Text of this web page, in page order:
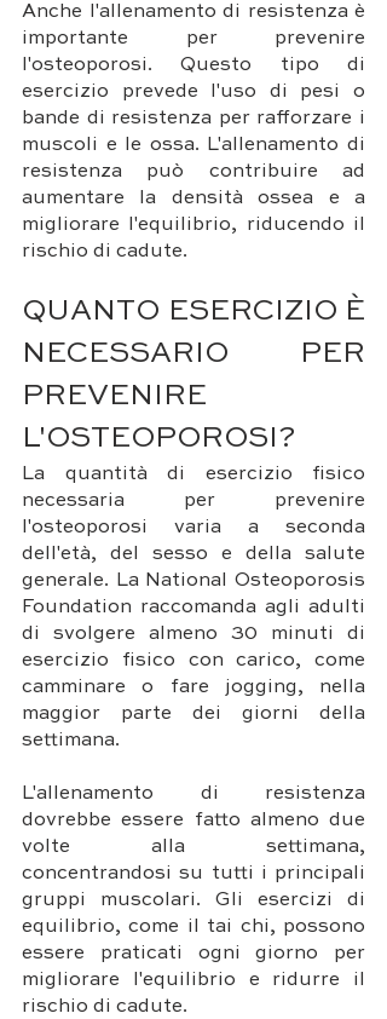
Anche l'allenamento di resistenza è
importante per prevenire
l'osteoporosi. Questo tipo di
esercizio prevede l'uso di pesi o
bande di resistenza per rafforzare i
muscoli e le ossa. L'allenamento di
resistenza può contribuire ad
aumentare la densità ossea e a
migliorare l'equilibrio, riducendo il
rischio di cadute.
QUANTO ESERCIZIO È
NECESSARIO PER
PREVENIRE
L'OSTEOPOROSI?
La quantità di esercizio fisico
necessaria per prevenire
l'osteoporosi varia a seconda
dell'età, del sesso e della salute
generale. La National Osteoporosis
Foundation raccomanda agli adulti
di svolgere almeno 30 minuti di
esercizio fisico con carico, come
camminare o fare jogging, nella
maggior parte dei giorni della
settimana.
L'allenamento di resistenza
dovrebbe essere fatto almeno due
volte alla settimana,
concentrandosi su tutti i principali
gruppi muscolari. Gli esercizi di
equilibrio, come il tai chi, possono
essere praticati ogni giorno per
migliorare l'equilibrio e ridurre il
rischio di cadute.